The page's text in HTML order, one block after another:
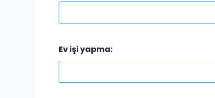
Ev işi yapma: